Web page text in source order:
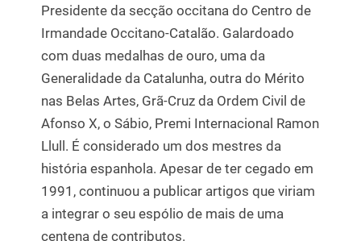
Presidente da secção occitana do Centro de
Irmandade Occitano-Catalão. Galardoado
com duas medalhas de ouro, uma da
Generalidade da Catalunha, outra do Mérito
nas Belas Artes, Grã-Cruz da Ordem Civil de
Afonso X, o Sábio, Premi Internacional Ramon
Llull. É considerado um dos mestres da
história espanhola. Apesar de ter cegado em
1991, continuou a publicar artigos que viriam
a integrar o seu espólio de mais de uma
centena de contributos.